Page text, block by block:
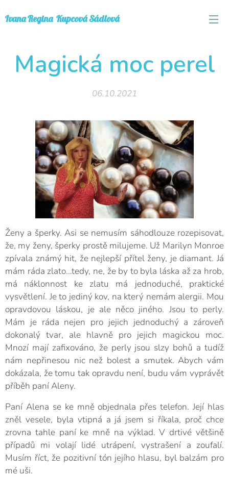
IvanaRegina Kupcová Sádlová
Magická moc perel
06.10.2021
Ženy a šperky. Asi se nemusím sáhodlouze rozepisovat,
že, my ženy, šperky prostě milujeme. Už Marilyn Monroe
zpívala známý hit, že nejlepší přítel ženy, je diamant. Já
mám ráda zlato...tedy, ne, že by to byla láska až za hrob,
má náklonnost ke zlatu má jednoduché, praktické
vysvětlení. Je to jediný kov, na který nemám alergii. Mou
opravdovou láskou, je ale něco jiného. Jsou to perly.
Mám je ráda nejen pro jejich jednoduchý a zároveň
dokonalý tvar, ale hlavně pro jejich magickou moc.
Mnozí mají zafixováno, že perly jsou slzy bohů a tudíž
nám nepřinesou nic než bolest a smutek. Abych vám
dokázala, že tomu tak opravdu není, budu vám vyprávět
příběh paní Aleny.
Paní Alena se ke mně objednala přes telefon. Její hlas
zněl vesele, byla vtipná a já jsem si říkala, proč chce
zrovna tahle paní ke mně na výklad. V drtivé většině
případů mi volají lidé utrápení, vystrašení a zoufalí.
Musím říct, že pozitivní tón jejího hlasu, byl balzám pro
mé uši.